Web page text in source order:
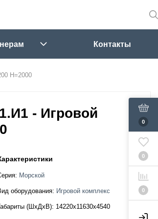
Контакты
0
0
0
H=2000
- Игровой
Морской
оборудования: Игровой комплекс
Габариты (ШхДхВ): 14220x11630x4540